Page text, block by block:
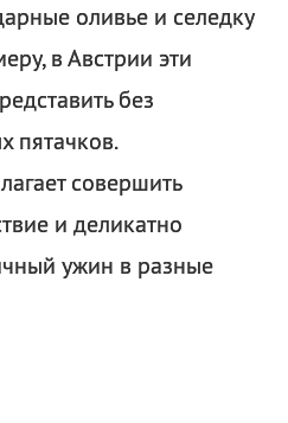
оливье и селедку
в Австрии эти
без
пятачков.
совершить
и деликатно
ужин в разные